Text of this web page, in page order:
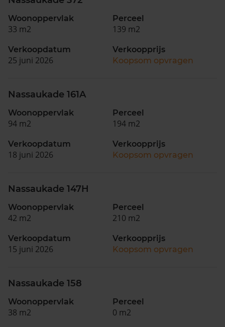
Woonoppervlak
33 m2
Perceel
139 m2
Verkoopdatum
25 juni 2026
Verkoopprijs
Koopsom opvragen
Nassaukade 161A
Woonoppervlak
94 m2
Perceel
194 m2
Verkoopdatum
18 juni 2026
Verkoopprijs
Koopsom opvragen
Nassaukade 147H
Woonoppervlak
42 m2
Perceel
210 m2
Verkoopdatum
15 juni 2026
Verkoopprijs
Koopsom opvragen
Nassaukade 158
Woonoppervlak
38 m2
Perceel
0 m2